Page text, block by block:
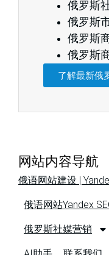
俄罗斯
俄罗斯
俄罗斯
俄罗斯
了解最新俄
网站内容导航
俄语网站建设 |
俄语网站Yandex
俄罗斯社媒营销